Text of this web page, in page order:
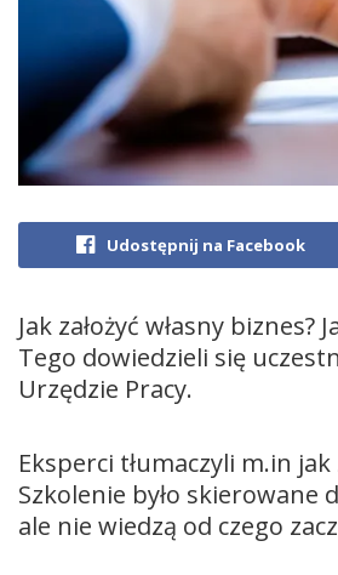
Udostępnij na Facebook
Jak założyć własny
Tego dowiedzieli się
Urzędzie Pracy.
Eksperci tłumaczyli m.in
Szkolenie było skierowane
ale nie wiedzą od czego